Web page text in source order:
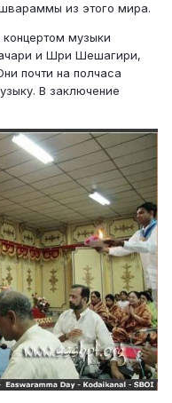
из этого мира.
музыки
и Шри Шешагири,
почти на полчаса
В заключение